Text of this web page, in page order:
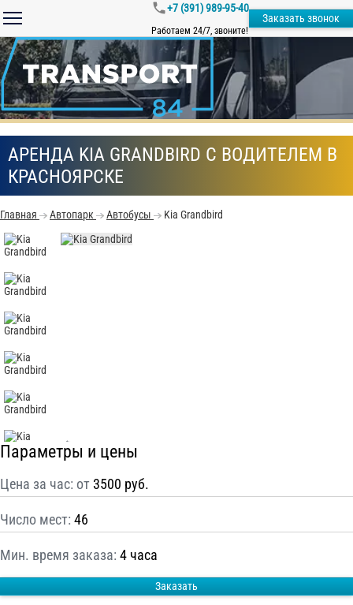
+7 (391) 989-95-40
Работаем 24/7, звоните!
Заказать звонок
АРЕНДА KIA GRANDBIRD С ВОДИТЕЛЕМ В
КРАСНОЯРСКЕ
Главная Автопарк Автобусы Kia Grandbird
Параметры и цены
Цена за час: от 3500 руб.
Число мест: 46
Мин. время заказа: 4 часа
Заказать